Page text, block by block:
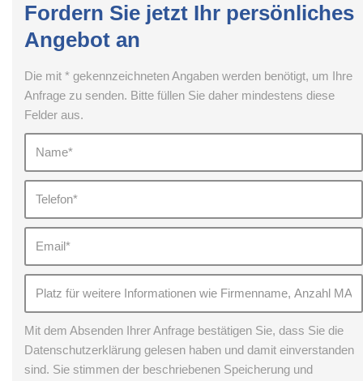
Fordern Sie jetzt Ihr persönliches
Angebot an
Die mit * gekennzeichneten Angaben werden benötigt, um Ihre
Anfrage zu senden. Bitte füllen Sie daher mindestens diese
Felder aus.
Mit dem Absenden Ihrer Anfrage bestätigen Sie, dass Sie die
Datenschutzerklärung gelesen haben und damit einverstanden
sind. Sie stimmen der beschriebenen Speicherung und